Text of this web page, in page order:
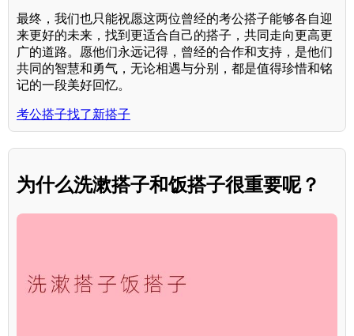
最终，我们也只能祝愿这两位曾经的考公搭子能够各自迎
来更好的未来，找到更适合自己的搭子，共同走向更高更
广的道路。愿他们永远记得，曾经的合作和支持，是他们
共同的智慧和勇气，无论相遇与分别，都是值得珍惜和铭
记的一段美好回忆。
考公搭子找了新搭子
为什么洗漱搭子和饭搭子很重要呢？